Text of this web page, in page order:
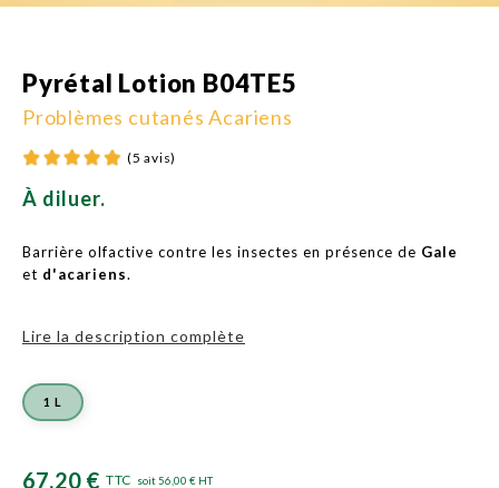
Pyrétal Lotion B04TE5
Problèmes cutanés Acariens
(5 avis)
À diluer.
Barrière olfactive contre les insectes en présence de Gale
et d'acariens.
Lire la description complète
1 L
67,20 € TTC soit 56,00 € HT